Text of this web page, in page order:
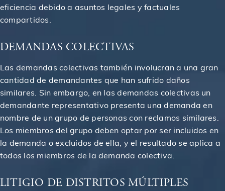
eficiencia debido a asuntos legales y factuales
compartidos.
DEMANDAS COLECTIVAS
Las demandas colectivas también involucran a una gran
cantidad de demandantes que han sufrido daños
similares. Sin embargo, en las demandas colectivas un
demandante representativo presenta una demanda en
nombre de un grupo de personas con reclamos similares.
Los miembros del grupo deben optar por ser incluidos en
la demanda o excluidos de ella, y el resultado se aplica a
todos los miembros de la demanda colectiva.
LITIGIO DE DISTRITOS MÚLTIPLES
$4,500,000
Veredicto otorgado a un cliente en un accidente
$4,750,000
Otorgado a un trabajador de la construcción
lesionado
$5,000,000
Otorgado a un trabajador lesionado en un sitio de
resbalón y caída